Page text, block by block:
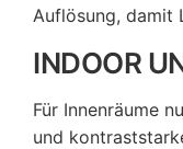
Auflösung, damit
INDOOR
Für Innenräume
und